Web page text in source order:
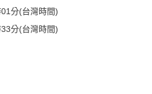
分(台灣時間)
分(台灣時間)